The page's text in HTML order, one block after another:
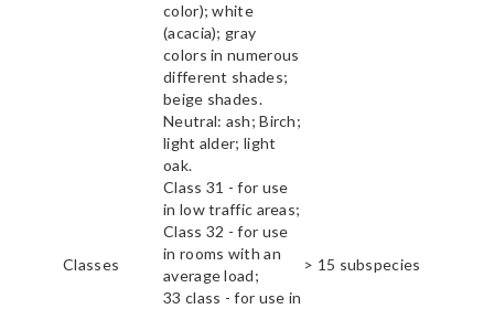
color); white
(acacia); gray
colors in numerous
different shades;
beige shades.
Neutral: ash; Birch;
light alder; light
oak.
Classes
Class 31 - for use
in low traffic areas;
Class 32 - for use
in rooms with an
average load;
33 class - for use in
> 15 subspecies